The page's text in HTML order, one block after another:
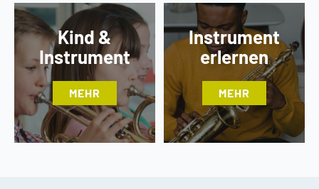
Kind &
Instrument
MEHR
Instrument
erlernen
MEHR